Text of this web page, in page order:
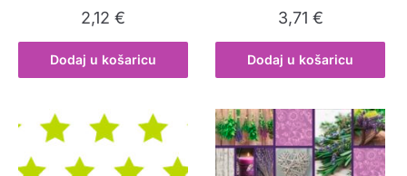
2,12€
Dodaj u košaricu
3,71 €
Dodaj u košaricu